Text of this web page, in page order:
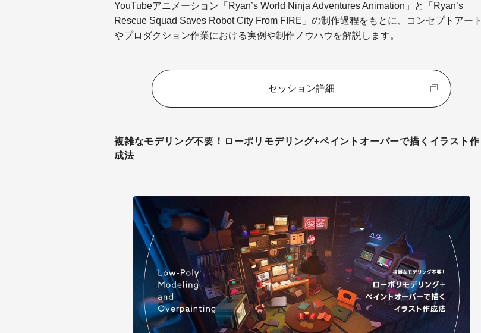
YouTubeアニメーション「Ryan’s World Ninja Adventures Animation」と「Ryan’s
Rescue Squad Saves Robot City From FIRE」の制作過程をもとに、コンセプトアート
やプロダクション作業における実例や制作ノウハウを解説します。
セッション詳細
複雑なモデリング不要！ローポリモデリング+ペイントオーバーで描くイラスト作
成法